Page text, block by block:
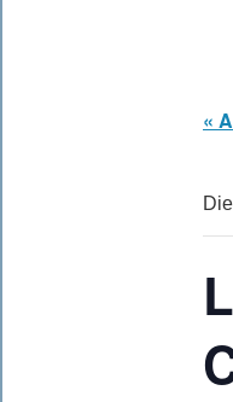
«